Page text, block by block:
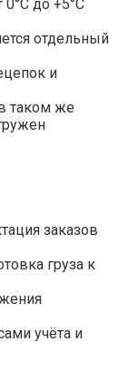
0°С до +5°С
отдельный
и
таком же
заказов
груза к
учёта и